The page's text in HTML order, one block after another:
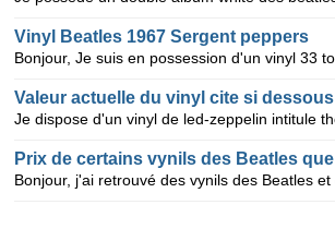
Vinyl Beatles 1967 Sergent peppers
Valeur actuelle du vinyl cite si dessous